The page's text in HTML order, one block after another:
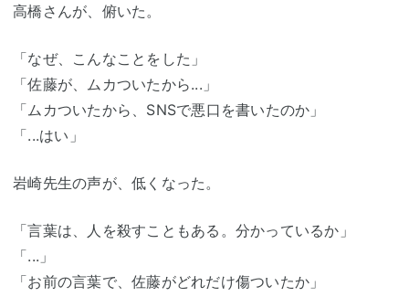
高橋さんが、俯いた。
「なぜ、こんなことをした」
「佐藤が、ムカついたから...」
「ムカついたから、SNSで悪口を書いたのか」
「...はい」
岩崎先生の声が、低くなった。
「言葉は、人を殺すこともある。分かっているか」
「...」
「お前の言葉で、佐藤がどれだけ傷ついたか」